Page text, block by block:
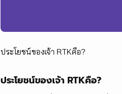
ประโยชน์ของเจ้า RTKคือ?
ประโยชน์ของเจ้า RTKคือ?